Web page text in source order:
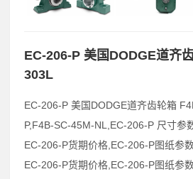
EC-206-P 美国DODGE道齐
303L
EC-206-P 美国DODGE道齐齿轮箱
P,F4B-SC-45M-NL,EC-206-P 尺寸参
EC-206-P货期价格,EC-206-P图纸参
EC-206-P货期价格,EC-206-P图纸参